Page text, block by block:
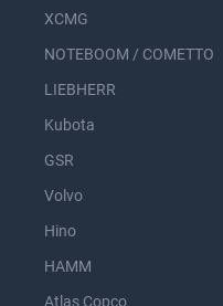
XCMG
NOTEBOOM / COMETTO
LIEBHERR
Kubota
GSR
Volvo
Hino
HAMM
Atlas Copco